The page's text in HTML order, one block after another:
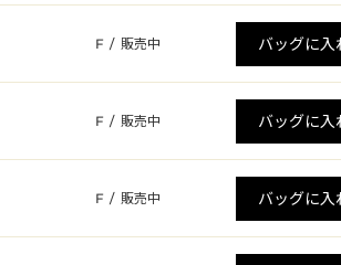
F / 販売中 バッグに入
F / 販売中 バッグに入
F / 販売中 バッグに入